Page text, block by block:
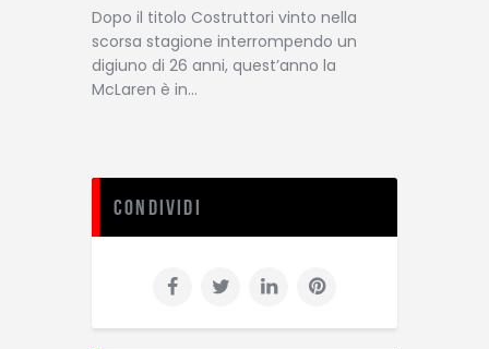
Dopo il titolo Costruttori vinto nella
scorsa stagione interrompendo un
digiuno di 26 anni, quest’anno la
McLaren è in…
Condividi